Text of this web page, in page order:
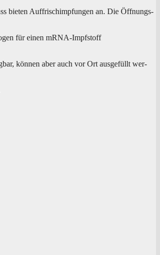
bie­ten Auf­frisch­imp­fun­gen an. Die Öff­nungs­
für einen mRNA-Impf­stoff
kön­nen aber auch vor Ort aus­ge­füllt wer­